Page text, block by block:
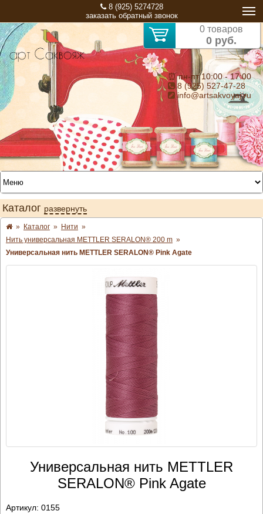
8 (925) 5274728
заказать обратный звонок
0 товаров
0 руб.
⏰ пн-пт 10:00 - 17:00
8 (925) 527-47-28
info@artsakvoyaj.ru
Каталог развернуть
» Каталог » Нити »
Нить универсальная METTLER SERALON® 200 m »
Универсальная нить METTLER SERALON® Pink Agate
Универсальная нить METTLER
SERALON® Pink Agate
Артикул: 0155